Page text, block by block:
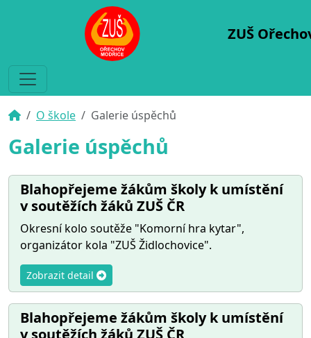
ZUŠ
O škole Galerie úspěchů
Galerie úspěchů
Blahopřejeme žákům školy k umístění
v soutěžích žáků ZUŠ ČR
Okresní kolo soutěže "Komorní hra kytar",
organizátor kola "ZUŠ Židlochovice".
Zobrazit detail
Blahopřejeme žákům školy k umístění
v soutěžích žáků ZUŠ ČR